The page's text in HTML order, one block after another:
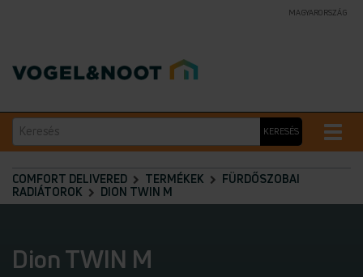
MAGYARORSZÁG
Keresés KERESÉS
Toggle
COMFORT DELIVERED TERMÉKEK
FÜRDŐSZOBAI
RADIÁTOROK
DION TWIN M
Dion TWIN M